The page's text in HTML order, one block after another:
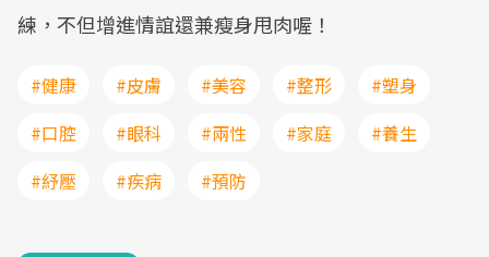
練，不但增進情誼還兼瘦身甩肉喔！
#健康 #皮膚 #美容 #整形
#塑身
#口腔
#眼科 #兩性 #家庭
#養生
#紓壓
#疾病 #預防